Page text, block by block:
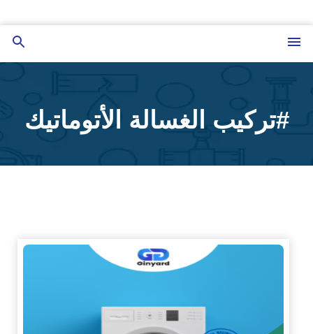
إلى
المحتوى
#تركيب الغسالة الأتوماتيك